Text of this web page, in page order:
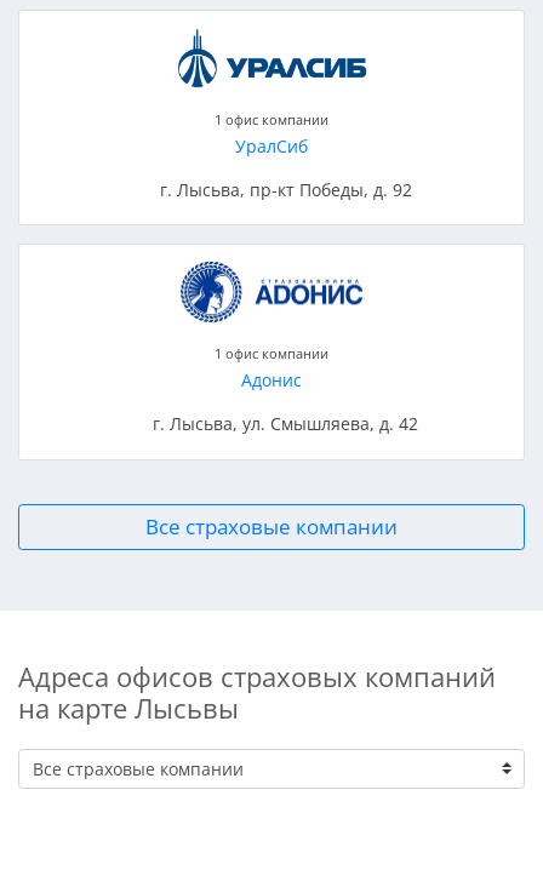
1 офис компании
УралСиб
г. Лысьва, пр-кт Победы, д. 92
1 офис компании
Адонис
г. Лысьва, ул. Смышляева, д. 42
Все страховые компании
Адреса офисов страховых компаний
на карте Лысьвы